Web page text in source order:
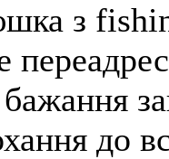
з
бажання
до